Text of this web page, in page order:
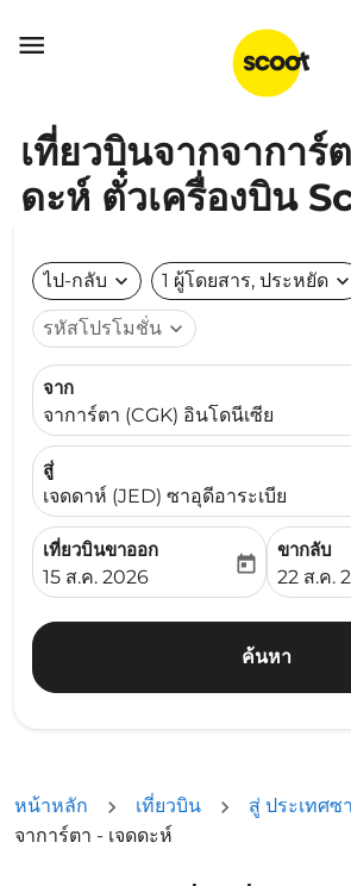

เที่ยวบินจากจาการ์
ดะห์ ตั๋วเครื่องบิน
ไป-กลับ expand_more 1 ผู้โดยสาร, ประหยัด expand_more
รหัสโปรโมชั่น expand_more
จาก
จาการ์ตา (CGK) อินโดนีเซีย
สู่
เจดดาห์ (JED) ซาอุดีอาระเบีย
เที่ยวบินขาออก
fc-booking-departure-date-aria-
15 ส.ค. 2026
today
ขากลับ
fc-
22 ส.ค.
ค้นหา
หน้าหลัก เที่ยวบิน
สู่ ประเทศซ
จาการ์ตา - เจดดะห์